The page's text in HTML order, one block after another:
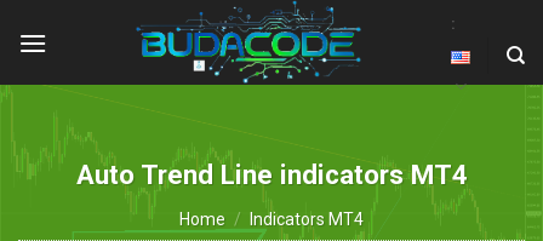
:
Auto Trend Line indicators MT4
Home / Indicators MT4